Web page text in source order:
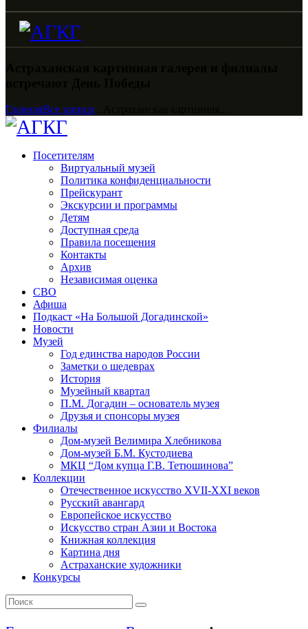
ГлавнаяВсе записи
Посетителям
Виртуальный музей
Политика конфиденциальности
Прейскурант
Экскурсии и программы
Детям
Доступная среда
Правила посещения
Контакты
Архив
Независимая оценка
СВО
Афиша
Подкаст «На Большой Догадинской»
Новости
Музей
Год единства народов России
Заметки о шедеврах
История
Музейный квартал
П.М. Догадин – основатель музея
Друзья и спонсоры музея
Филиалы
Дом-музей Велимира Хлебникова
Дом-музей Б.М. Кустодиева
МКЦ “Дом купца Г.В. Тетюшинова”
Коллекции
Отечественное искусство XVII-XXI веков
Русский авангард
Европейское искусство
Искусство стран Азии и Востока
Книжная коллекция
Картина дня
Астраханские художники
Конкурсы